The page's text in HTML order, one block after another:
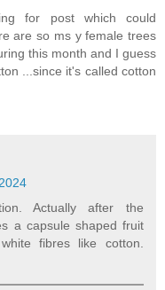
for post which could
are so ms y female trees
this month and I guess
...since it's called cotton
Actually after the
a capsule shaped fruit
fibres like cotton.